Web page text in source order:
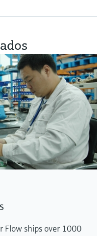
Flow ships over 1000